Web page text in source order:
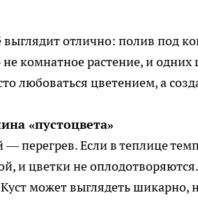
выглядит отлично: полив под
комнатное растение, и одних
любоваться цветением, а
«пустоцвета»
— перегрев. Если в теплице
и цветки не
Куст может выглядеть